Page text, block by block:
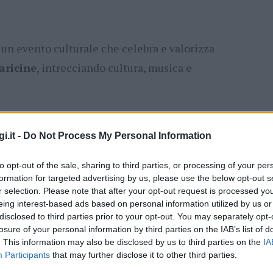
- Do Not Process My Personal Information
opt-out of the sale, sharing to third parties, or processing of your
for targeted advertising by us, please use the below opt-out
selection. Please note that after your opt-out request is processed
interest-based ads based on personal information utilized by us
to third parties prior to your opt-out. You may separately
of your personal information by third parties on the IAB’s list of
This information may also be disclosed by us to third parties on the
Participants that may further disclose it to other third parties.
un evento culturale che celebra e valorizza
, intrecciando cultura, musica e
che accompagnerà il pubblico in un
, con un coinvolgentefood
maialetto alla brace
folkloristiche, la presenza dicori e
di intrattenimento pensati per far
dell’isola. Non mancherà un angolo shop